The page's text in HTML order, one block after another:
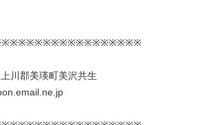
郡美瑛町美沢共生